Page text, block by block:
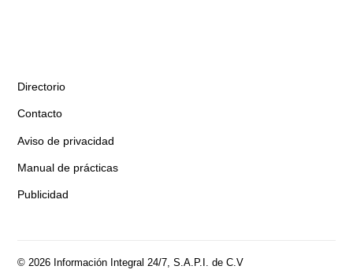
Directorio
Contacto
Aviso de privacidad
Manual de prácticas
Publicidad
© 2026 Información Integral 24/7, S.A.P.I. de C.V